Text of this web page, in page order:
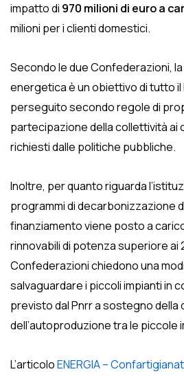
impatto di 970 milioni di euro a
milioni per i clienti domestici.
Secondo le due Confederazioni,
energetica è un obiettivo di tutto il
perseguito secondo regole di
partecipazione della collettività ai
richiesti dalle politiche pubbliche.
Inoltre, per quanto riguarda
programmi di decarbonizzazione
finanziamento viene posto a
rinnovabili di potenza superiore ai
Confederazioni chiedono una
salvaguardare i piccoli impianti in
previsto dal Pnrr a sostegno della
dell’autoproduzione tra le piccole
L’articoloENERGIA –